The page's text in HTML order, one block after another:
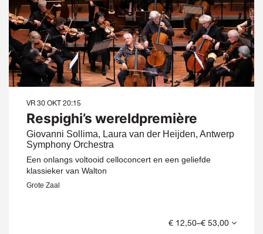
Respighi’s wereldpremière
Giovanni Sollima, Laura van der Heijden, Antwerp
Symphony Orchestra
VR 30 OKT 20:15
Een onlangs voltooid celloconcert en een geliefde
klassieker van Walton
Grote Zaal
€ 12,50–€ 53,00